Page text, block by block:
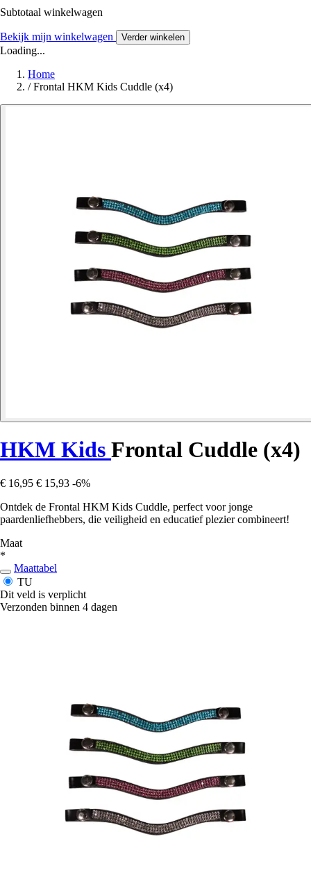
Subtotaal winkelwagen
Bekijk mijn winkelwagen Verder winkelen
Loading...
Home
/ Frontal HKM Kids Cuddle (x4)
HKM Kids Frontal Cuddle (x4)
€ 16,95 € 15,93 -6%
Ontdek de Frontal HKM Kids Cuddle, perfect voor jonge
paardenliefhebbers, die veiligheid en educatief plezier combineert!
Maat
*
Maattabel
TU
Dit veld is verplicht
Verzonden binnen 4 dagen